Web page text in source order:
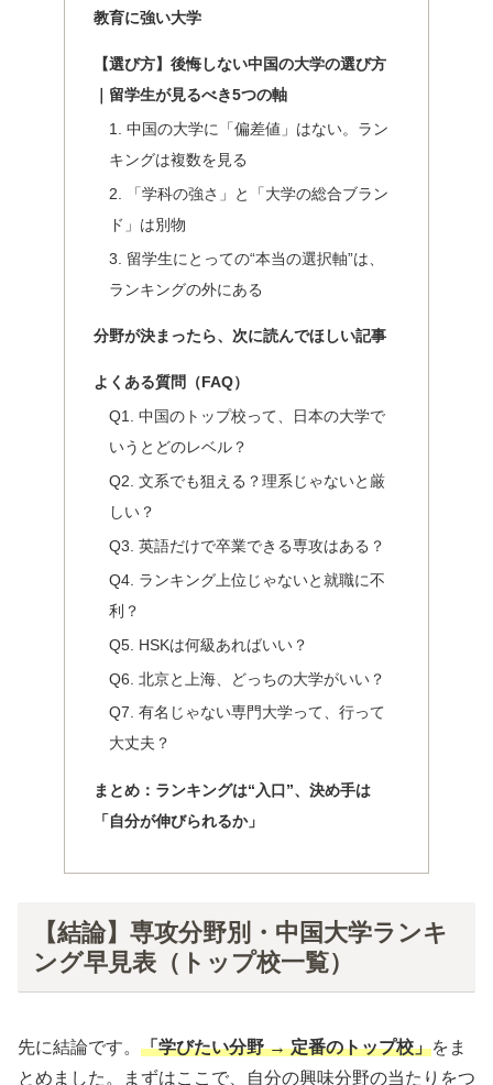
教育に強い大学
【選び方】後悔しない中国の大学の選び方
｜留学生が見るべき5つの軸
1. 中国の大学に「偏差値」はない。ラン
キングは複数を見る
2. 「学科の強さ」と「大学の総合ブラン
ド」は別物
3. 留学生にとっての“本当の選択軸”は、
ランキングの外にある
分野が決まったら、次に読んでほしい記事
よくある質問（FAQ）
Q1. 中国のトップ校って、日本の大学で
いうとどのレベル？
Q2. 文系でも狙える？理系じゃないと厳
しい？
Q3. 英語だけで卒業できる専攻はある？
Q4. ランキング上位じゃないと就職に不
利？
Q5. HSKは何級あればいい？
Q6. 北京と上海、どっちの大学がいい？
Q7. 有名じゃない専門大学って、行って
大丈夫？
まとめ：ランキングは“入口”、決め手は
「自分が伸びられるか」
【結論】専攻分野別・中国大学ランキ
ング早見表（トップ校一覧）
先に結論です。 「学びたい分野 → 定番のトップ校」をま
とめました。まずはここで、自分の興味分野の当たりをつ